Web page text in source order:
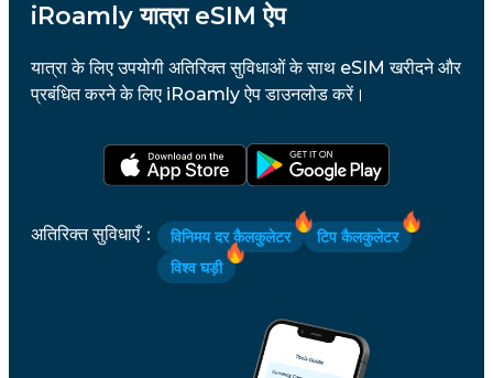
iRoamly यात्रा eSIM ऐप
यात्रा के लिए उपयोगी अतिरिक्त सुविधाओं के साथ eSIM खरीदने और
प्रबंधित करने के लिए iRoamly ऐप डाउनलोड करें।
अतिरिक्त सुविधाएँ： विनिमय दर कैलकुलेटर
टिप कैलकुलेटर
विश्व घड़ी